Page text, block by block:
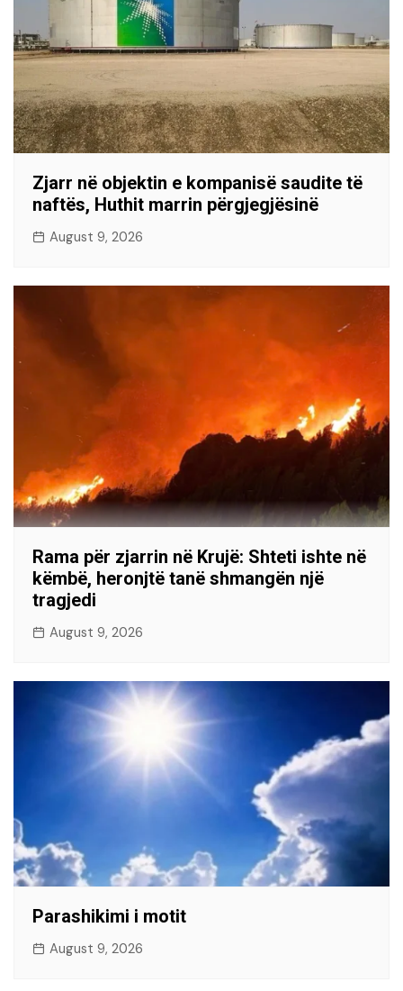
Zjarr në objektin e kompanisë saudite të
naftës, Huthit marrin përgjegjësinë
August 9, 2026
Rama për zjarrin në Krujë: Shteti ishte në
këmbë, heronjtë tanë shmangën një
tragjedi
August 9, 2026
Parashikimi i motit
August 9, 2026